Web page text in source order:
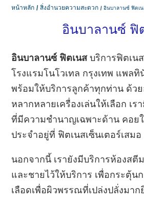
หน้าหลัก สิ่งอำนวยความสะดวก อินบาลานซ์ ฟิตเ
อินบาลานซ์ ฟิ
อินบาลานซ์ ฟิตเนสบริการฟิตเน
โรงแรมโนโวเทล กรุงเทพ แพลทิ
พร้อมให้บริการลูกค้าทุกท่าน ด้ว
หลากหลายเครื่องเล่นให้เลือก เร
ที่มีความชำนาญเฉพาะด้าน คอย
ประจำอยู่ที่ ฟิตเนสเซ็นเตอร์เสมอ
นอกจากนี้ เรายังมีบริการห้องสตี
และชายไว้ให้บริการ เพื่อกระตุ้น
เลือดเพื่อผิวพรรณที่เปล่งปลั่งมาก